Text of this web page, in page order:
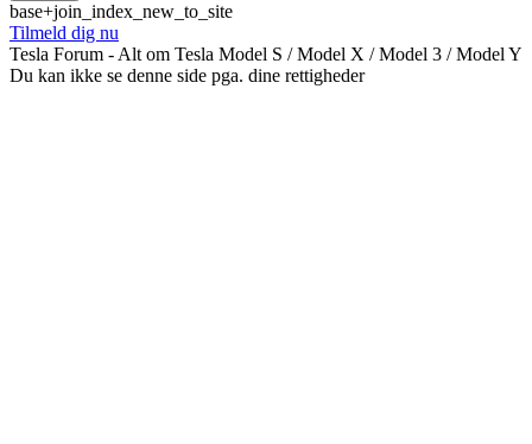
base+join_index_new_to_site
Tilmeld dig nu
Tesla Forum - Alt om Tesla Model S / Model X / Model 3 / Model Y
Du kan ikke se denne side pga. dine rettigheder